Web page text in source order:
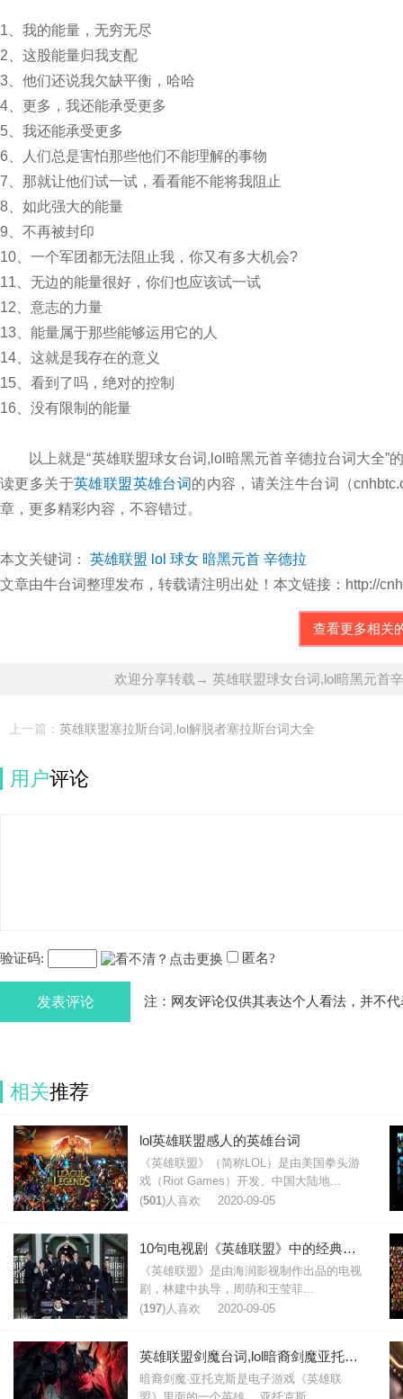
1、我的能量，无穷无尽
2、这股能量归我支配
3、他们还说我欠缺平衡，哈哈
4、更多，我还能承受更多
5、我还能承受更多
6、人们总是害怕那些他们不能理解的事物
7、那就让他们试一试，看看能不能将我阻止
8、如此强大的能量
9、不再被封印
10、一个军团都无法阻止我，你又有多大机会?
11、无边的能量很好，你们也应该试一试
12、意志的力量
13、能量属于那些能够运用它的人
14、这就是我存在的意义
15、看到了吗，绝对的控制
16、没有限制的能量
以上就是“英雄联盟球女台词,lol暗黑元首辛德拉台词大全”
读更多关于英雄联盟英雄台词的内容，请关注牛台词（
章，更多精彩内容，不容错过。
本文关键词： 英雄联盟 lol 球女 暗黑元首 辛德拉
文章由牛台词整理发布，转载请注明出处！本文链接：http://
查看更多相关
欢迎分享转载→ 英雄联盟球女台词,lol暗黑元首
上一篇： 英雄联盟塞拉斯台词,lol解脱者塞拉斯台词大全
用户评论
验证码: 匿名?
发表评论 注：网友评论仅供其表达个人看法，并不
相关推荐
lol英雄联盟感人的英雄台词
《英雄联盟》（简称LOL）是由美国拳头游
戏（Riot Games）开发、中国大陆地...
(501)人喜欢 2020-09-05
10句电视剧《英雄联盟》中的经典台词
《英雄联盟》是由海润影视制作出品的电视
剧，林建中执导，周萌和王莹菲...
(197)人喜欢 2020-09-05
英雄联盟剑魔台词,lol暗裔剑魔亚托克斯台词大全
暗裔剑魔·亚托克斯是电子游戏《英雄联